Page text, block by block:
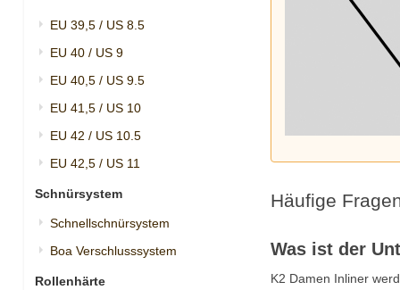
Häufige
Was ist der
K2 Damen Inliner
EU 39,5 / US 8.5
EU 40 / US 9
EU 40,5 / US 9.5
EU 41,5 / US 10
EU 42 / US 10.5
EU 42,5 / US 11
Schnürsystem
Schnellschnürsystem
Boa Verschlusssystem
Rollenhärte